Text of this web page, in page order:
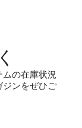
の在庫状況
ジンをぜひご